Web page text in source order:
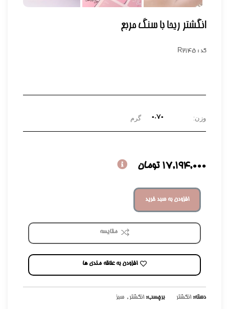
انگشتر ریحا با سنگ مربع
کد : R2145
وزن: ۰.۷۰ گرم
17,194,000 تومان
افزودن به سبد خرید
مقایسه
افزودن به علاقه مندی ها
دسته: انگشتر برچسب: انگشتر , سبز